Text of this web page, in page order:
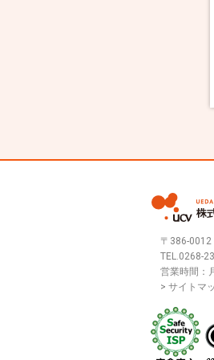
〒386-0012
TEL.0268-
営業時間：
> サイトマ